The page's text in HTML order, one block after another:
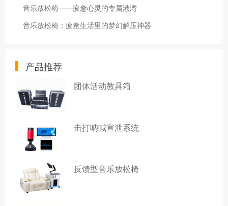
音乐放松椅——疲惫心灵的专属港湾
音乐放松椅：疲惫生活里的梦幻解压神器
产品推荐
团体活动教具箱
击打呐喊宣泄系统
反馈型音乐放松椅